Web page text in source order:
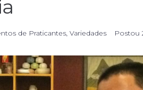
de Praticantes, Variedades Postou